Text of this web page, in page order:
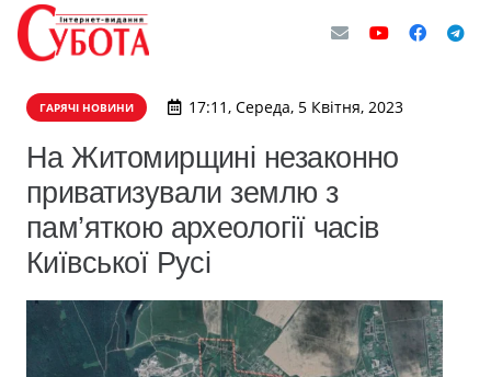
ГАРЯЧІ НОВИНИ 17:11, Середа, 5 Квітня, 2023
На Житомирщині незаконно
приватизували землю з
пам’яткою археології часів
Київської Русі